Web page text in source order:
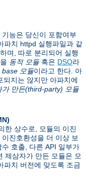
능은 당신이 포함여부
파치 httpd 실행파일과 같
며, 따로 분리되어 실행
동적 모듈 혹은 DSO라
base 모듈이라고 한다. 아
되지는 않지만 아파치에
가 만든(third-party) 모듈
)
한 상수로, 모듈의 이진
진호환성을 더 이상 보
호출, 다른 API 일부가
제삼자가 만든 모듈은 모
파치 버전에 맞도록 조금